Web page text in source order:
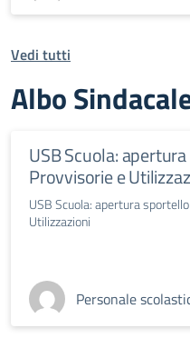
Vedi tutti
Albo
USB Scuola:
Provvisorie e
USB Scuola: apertura
Utilizzazioni
Personale